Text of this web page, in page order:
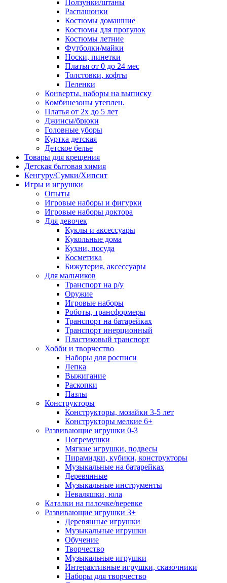
Ползунки/штаны
Распашонки
Костюмы домашние
Костюмы для прогулок
Костюмы летние
Футболки/майки
Носки, пинетки
Платья от 0 до 24 мес
Толстовки, кофты
Пеленки
Конверты, наборы на выписку
Комбинезоны утеплен.
Платья от 2х до 5 лет
Джинсы/брюки
Головные уборы
Куртка детская
Детское белье
Товары для крещения
Детская бытовая химия
Кенгуру/Сумки/Хипсит
Игры и игрушки
Опыты
Игровые наборы и фигурки
Игровые наборы доктора
Для девочек
Куклы и аксессуары
Кукольные дома
Кухни, посуда
Косметика
Бижутерия, аксессуары
Для мальчиков
Транспорт на р/у
Оружие
Игровые наборы
Роботы, трансформеры
Транспорт на батарейках
Транспорт инерционный
Пластиковый транспорт
Хобби и творчество
Наборы для росписи
Лепка
Выжигание
Раскопки
Пазлы
Конструкторы
Конструкторы, мозайки 3-5 лет
Конструкторы мелкие 6+
Развивающие игрушки 0-3
Погремушки
Мягкие игрушки, подвесы
Пирамидки, кубики, конструкторы
Музыкальные на батарейках
Деревянные
Музыкальные инструменты
Неваляшки, юла
Каталки на палочке/веревке
Развивающие игрушки 3+
Деревянные игрушки
Музыкальные игрушки
Обучение
Творчество
Музыкальные игрушки
Интерактивные игрушки, сказочники
Наборы для творчество